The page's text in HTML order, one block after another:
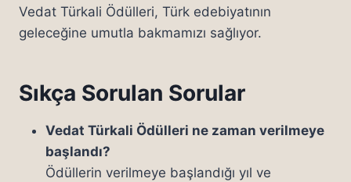
Vedat Türkali Ödülleri, Türk edebiyatının
geleceğine umutla bakmamızı sağlıyor.
Sıkça Sorulan Sorular
Vedat Türkali Ödülleri ne zaman verilmeye
başlandı?
Ödüllerin verilmeye başlandığı yıl ve